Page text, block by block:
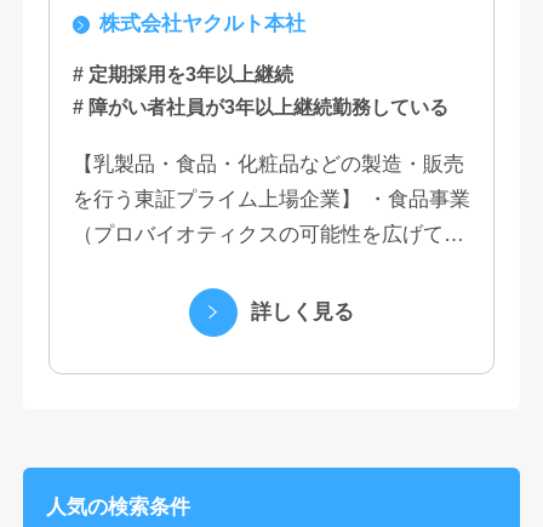
岡, 大阪, 兵庫, 福岡, 佐賀
株式会社ヤクルト本社
# 定期採用を3年以上継続
# 障がい者社員が3年以上継続勤務している
【乳製品・食品・化粧品などの製造・販売
を行う東証プライム上場企業】 ・食品事業
（プロバイオティクスの可能性を広げてい
る優れた機能性飲料） ・国際事業（40の
詳しく見る
人気の検索条件